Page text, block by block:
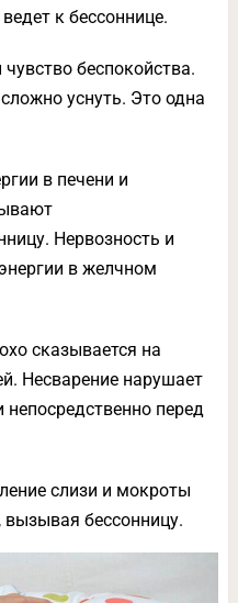
к бессоннице.
беспокойства.
уснуть. Это одна
в печени и
Нервозность и
в желчном
сказывается на
Несварение нарушает
перед
слизи и мокроты
бессонницу.